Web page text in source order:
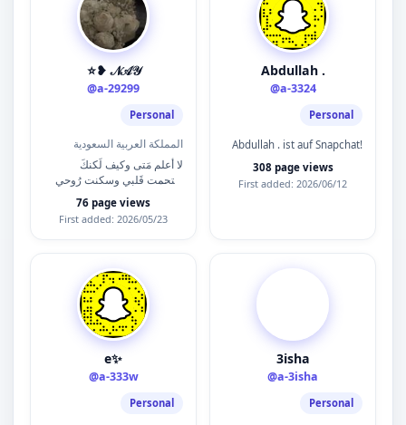
⭐️❥ 𝒩𝒜𝒴
@a-29299
Personal
المملكة العربية السعودية
‏لا أعلم مَتى وكيف لَكنكَ
إقتحمت قَلبي وسكنت رُوحي
76 page views
First added: 2026/05/23
Abdullah .
@a-3324
Personal
Abdullah . ist auf Snapchat!
308 page views
First added: 2026/06/12
e✨
@a-333w
Personal
3isha
@a-3isha
Personal